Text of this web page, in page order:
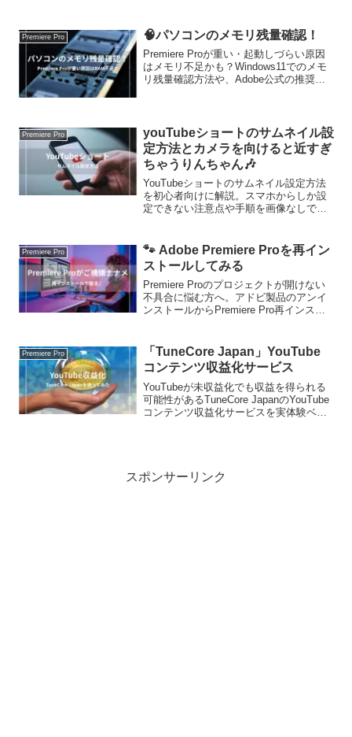
Premiere Pro 🧠パソコンのメモリ残量確認！
Premiere Proが重い・起動しづらい原因
はメモリ不足かも？Windows11でのメモ
リ残量確認方法や、Adobe公式の推奨ス
Premiere Pro
youTubeショートのサムネイル設
定方法とカメラを向けると近すぎ
ちゃうりんちゃん🎶
YouTubeショートのサムネイル設定方法
を初心者向けに解説。スマホからしか設
定できない注意点や手順を画像なしでも
Premiere Pro
🐾 Adobe Premiere Proを再イン
ストールしてみる
Premiere Proのプロジェクトが開けない
不具合に悩む方へ。アドビ製品のアンイ
ンストールからPremiere Pro再インスト
ます。
Premiere Pro
「TuneCore Japan」YouTube
コンテンツ収益化サービス
YouTubeが未収益化でも収益を得られる
可能性があるTuneCore JapanのYouTube
コンテンツ収益化サービスを実体験ベー
スポンサーリンク